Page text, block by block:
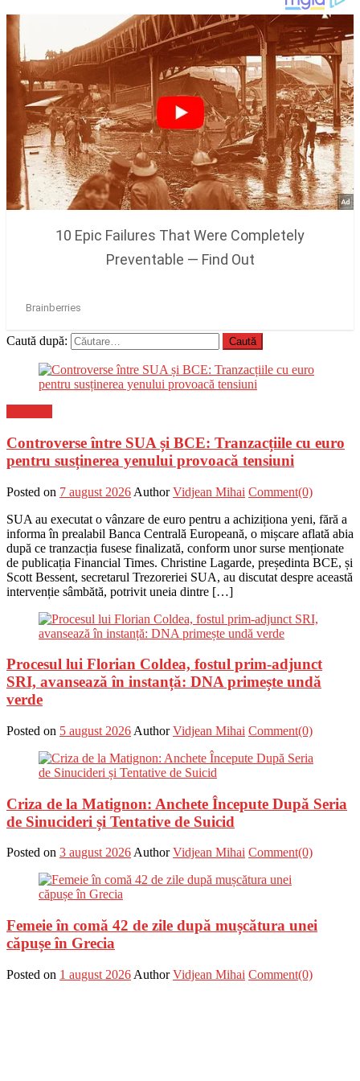
Caută după:
Controverse între SUA și BCE: Tranzacțiile cu euro
pentru susținerea yenului provoacă tensiuni
Posted on 7 august 2026 Author Vidjean Mihai Comment(0)
SUA au executat o vânzare de euro pentru a achiziționa yeni, fără a
informa în prealabil Banca Centrală Europeană, o mișcare aflată abia
după ce tranzacția fusese finalizată, conform unor surse menționate
de publicația Financial Times. Christine Lagarde, președinta BCE, și
Scott Bessent, secretarul Trezoreriei SUA, au discutat despre această
intervenție sâmbătă, potrivit uneia dintre […]
Procesul lui Florian Coldea, fostul prim-adjunct
SRI, avansează în instanță: DNA primește undă
verde
Posted on 5 august 2026 Author Vidjean Mihai Comment(0)
Criza de la Matignon: Anchete Începute După Seria
de Sinucideri și Tentative de Suicid
Posted on 3 august 2026 Author Vidjean Mihai Comment(0)
Femeie în comă 42 de zile după mușcătura unei
căpușe în Grecia
Posted on 1 august 2026 Author Vidjean Mihai Comment(0)